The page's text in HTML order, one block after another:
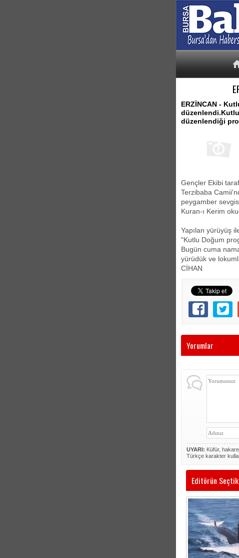
ERZİNCAN -
düzenlendiği
Gençler Ekibi
Terzibaba
peygamber
Kuran-ı Kerim
Yapılan yürüyüş
"Kutlu Doğum
Bugün cuma
yürüdük ve
CİHAN
Yorumlar
UYARI: Küfür,
Türkçe karakter
Editörün